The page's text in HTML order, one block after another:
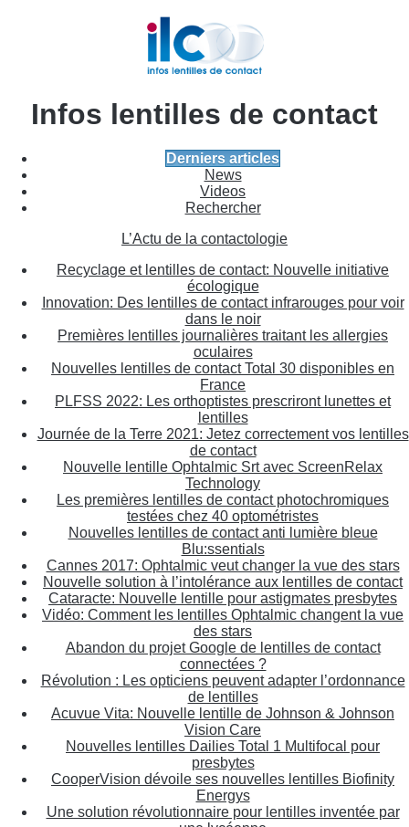
Infos lentilles de contact
Derniers articles
News
Videos
Rechercher
L’Actu de la contactologie
Recyclage et lentilles de contact: Nouvelle initiative
écologique
Innovation: Des lentilles de contact infrarouges pour voir
dans le noir
Premières lentilles journalières traitant les allergies
oculaires
Nouvelles lentilles de contact Total 30 disponibles en
France
PLFSS 2022: Les orthoptistes prescriront lunettes et
lentilles
Journée de la Terre 2021: Jetez correctement vos lentilles
de contact
Nouvelle lentille Ophtalmic Srt avec ScreenRelax
Technology
Les premières lentilles de contact photochromiques
testées chez 40 optométristes
Nouvelles lentilles de contact anti lumière bleue
Blu:ssentials
Cannes 2017: Ophtalmic veut changer la vue des stars
Nouvelle solution à l’intolérance aux lentilles de contact
Cataracte: Nouvelle lentille pour astigmates presbytes
Vidéo: Comment les lentilles Ophtalmic changent la vue
des stars
Abandon du projet Google de lentilles de contact
connectées ?
Révolution : Les opticiens peuvent adapter l’ordonnance
de lentilles
Acuvue Vita: Nouvelle lentille de Johnson & Johnson
Vision Care
Nouvelles lentilles Dailies Total 1 Multifocal pour
presbytes
CooperVision dévoile ses nouvelles lentilles Biofinity
Energys
Une solution révolutionnaire pour lentilles inventée par